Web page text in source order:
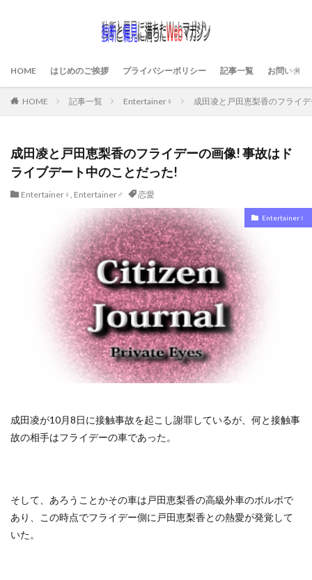
HOME はじめのご挨拶 プライバシーポリシー 記事一覧 お問い合わ
HOME 記事一覧 Entertainer♀ 成田凌と戸田恵梨香のフライ
成田凌と戸田恵梨香のフライデーの画像! 事故はド
ライブデート中のことだった!
Entertainer♀ , Entertainer♂ 恋愛
Entertainer♀
成田凌が10月8日に接触事故を起こし謝罪しているが、何と接触事
故の相手はフライデーの車であった。
そして、あろうことかその車は戸田恵梨香の高級外車のボルボで
あり、この時点でフライデー側に戸田恵梨香との熱愛が発覚して
いた。